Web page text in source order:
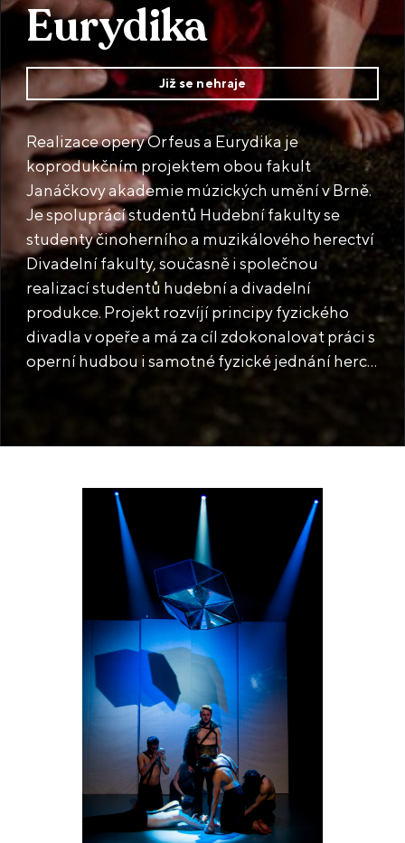
Eurydika
Již se nehraje
Realizace opery Orfeus a Eurydika je
koprodukčním projektem obou fakult
Janáčkovy akademie múzických umění v Brně.
Je spoluprácí studentů Hudební fakulty se
studenty činoherního a muzikálového herectví
Divadelní fakulty, současně i společnou
realizací studentů hudební a divadelní
produkce. Projekt rozvíjí principy fyzického
divadla v opeře a má za cíl zdokonalovat práci s
operní hudbou i samotné fyzické jednání herce
činoherní herec tak budou moci propojit své
dosavadní, studiem nabyté zkušenosti do